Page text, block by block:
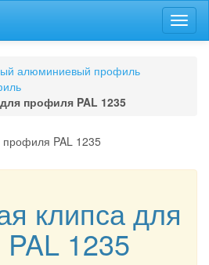
алюминиевый профиль
профиля PAL 1235
клипса для
1235